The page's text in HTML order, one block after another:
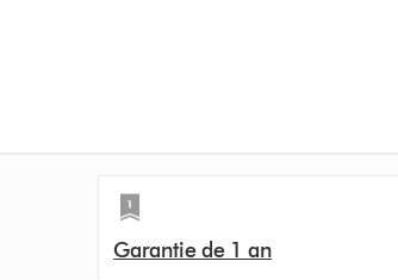
Garantie de 1 an